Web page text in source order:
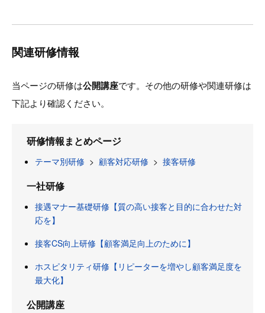
関連研修情報
当ページの研修は公開講座です。その他の研修や関連研修は
下記より確認ください。
研修情報まとめページ
テーマ別研修 > 顧客対応研修 > 接客研修
一社研修
接遇マナー基礎研修【質の高い接客と目的に合わせた対
応を】
接客CS向上研修【顧客満足向上のために】
ホスピタリティ研修【リピーターを増やし顧客満足度を
最大化】
公開講座